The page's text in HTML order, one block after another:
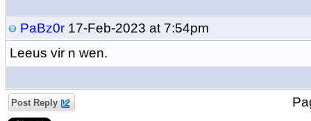
PaBz0r17-Feb-2023 at 7:54pm
Leeus vir n wen.
Post Reply